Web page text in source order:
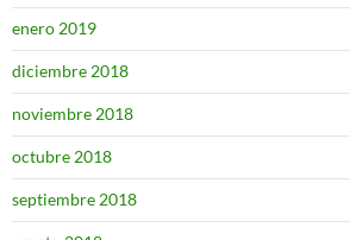
enero 2019
diciembre 2018
noviembre 2018
octubre 2018
septiembre 2018